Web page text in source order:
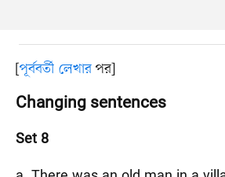
[পূর্ববর্তী লেখারপর]
Changing sentences
Set 8